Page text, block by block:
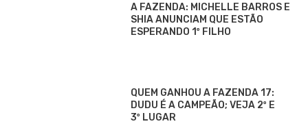
A FAZENDA: MICHELLE BARROS E
SHIA ANUNCIAM QUE ESTÃO
ESPERANDO 1º FILHO
QUEM GANHOU A FAZENDA 17:
DUDU É A CAMPEÃO; VEJA 2º E
3º LUGAR